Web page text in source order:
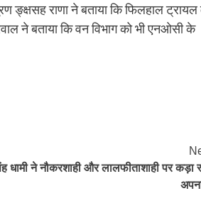
ङ्क्षसह राणा ने बताया कि फिलहाल
ने बताया कि वन विभाग को भी एनओसी के
धामी ने नौकरशाही और लालफीताशाही पर कड़ा